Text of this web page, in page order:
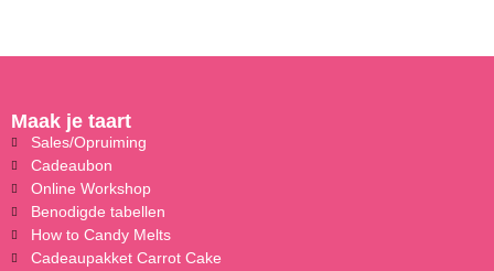
Maak je taart
Sales/Opruiming
Cadeaubon
Online Workshop
Benodigde tabellen
How to Candy Melts
Cadeaupakket Carrot Cake